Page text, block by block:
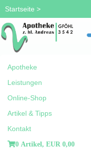
Startseite >
Apotheke
Leistungen
Online-Shop
Artikel & Tipps
Kontakt
0 Artikel, EUR 0,00